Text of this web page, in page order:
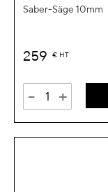
Saber-Säge 10mm
259 € HT
- +